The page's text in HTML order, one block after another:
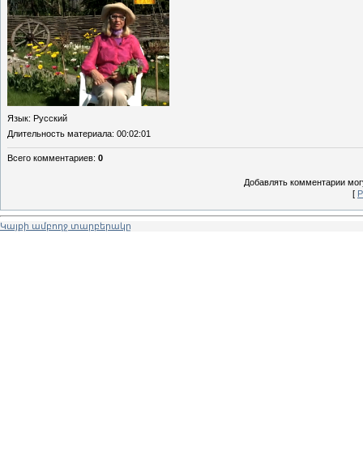
Язык: Русский
Длительность материала: 00:02:01
Всего комментариев: 0
Добавлять комментарии
[
Կայքի ամբողջ տարբերակը